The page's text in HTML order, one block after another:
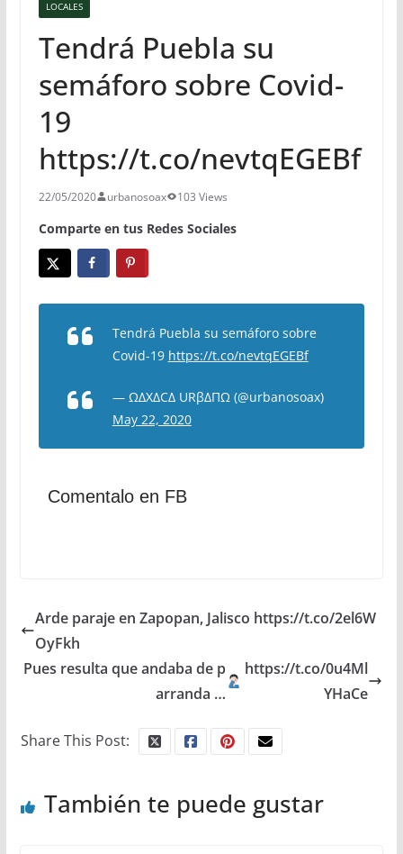
LOCALES
Tendrá Puebla su
semáforo sobre Covid-
19
https://t.co/nevtqEGEBf
22/05/2020 urbanosoax 103 Views
Comparte en tus Redes Sociales
Tendrá Puebla su semáforo sobre
Covid-19 https://t.co/nevtqEGEBf
— ΩΔXΔCΔ URβΔΠΩ (@urbanosoax)
May 22, 2020
Comentalo en FB
Arde paraje en Zapopan, Jalisco https://t.co/2el6W
OyFkh
Pues resulta que andaba de p
arranda …
https://t.co/0u4Ml
YHaCe
Share This Post:
También te puede gustar